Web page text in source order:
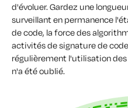
d'évoluer. Gardez une
surveillant en permanence
de code, la force des
activités de signature de
régulièrement l'utilisation
n'a été oublié.